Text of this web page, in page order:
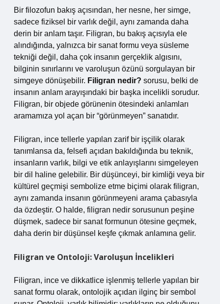
Bir filozofun bakış açısından, her nesne, her simge,
sadece fiziksel bir varlık değil, aynı zamanda daha
derin bir anlam taşır. Filigran, bu bakış açısıyla ele
alındığında, yalnızca bir sanat formu veya süsleme
tekniği değil, daha çok insanın gerçeklik algısını,
bilginin sınırlarını ve varoluşun özünü sorgulayan bir
simgeye dönüşebilir. Filigran nedir? sorusu, belki de
insanın anlam arayışındaki bir başka incelikli sorudur.
Filigran, bir objede görünenin ötesindeki anlamları
aramamıza yol açan bir “görünmeyen” sanatıdır.
Filigran, ince tellerle yapılan zarif bir işçilik olarak
tanımlansa da, felsefi açıdan bakıldığında bu teknik,
insanların varlık, bilgi ve etik anlayışlarını simgeleyen
bir dil haline gelebilir. Bir düşünceyi, bir kimliği veya bir
kültürel geçmişi sembolize etme biçimi olarak filigran,
aynı zamanda insanın görünmeyeni arama çabasıyla
da özdeştir. O halde, filigran nedir sorusunun peşine
düşmek, sadece bir sanat formunun ötesine geçmek,
daha derin bir düşünsel keşfe çıkmak anlamına gelir.
Filigran ve Ontoloji: Varoluşun İncelikleri
Filigran, ince ve dikkatlice işlenmiş tellerle yapılan bir
sanat formu olarak, ontolojik açıdan ilginç bir sembol